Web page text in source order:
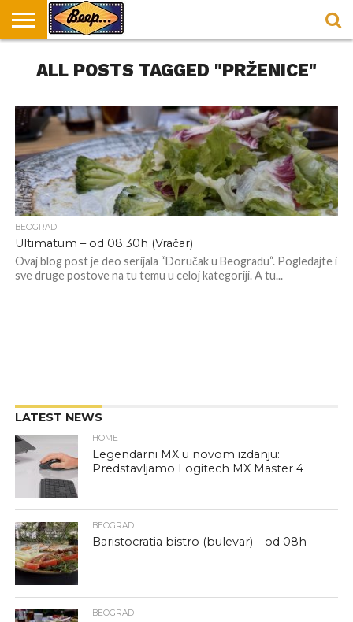
DORUČAK
U
SVAKODNEVICA
ENTERTAINMENT
LOKACIJE
ZA
HRANA I
RECEPTI
NEPUSACKI
LOKALI
ALL POSTS TAGGED "PRŽENICE"
BEOGRAD
Ultimatum – od 08:30h (Vračar)
Ovaj blog post je deo serijala “Doručak u Beogradu“. Pogledajte i
sve druge postove na tu temu u celoj kategoriji. A tu...
LATEST NEWS
HOME
Legendarni MX u novom izdanju:
Predstavljamo Logitech MX Master 4
BEOGRAD
Baristocratia bistro (bulevar) – od 08h
BEOGRAD